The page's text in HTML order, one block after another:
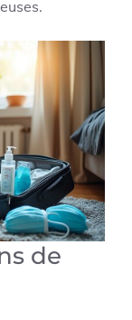
de